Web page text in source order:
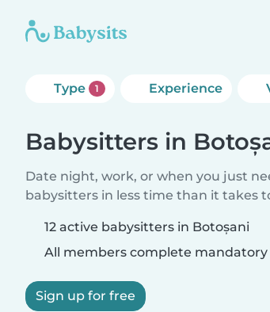
Type 1 Experience
Babysitters in
Date night, work, or when you just
babysitters in less time than it takes
12 active babysitters in Botoșani
All members complete mandatory
Sign up for free